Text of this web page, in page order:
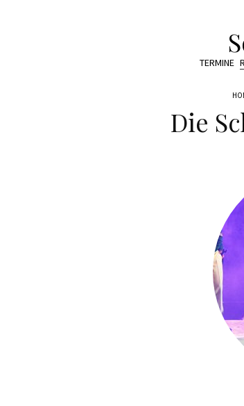
TERMINE
Die